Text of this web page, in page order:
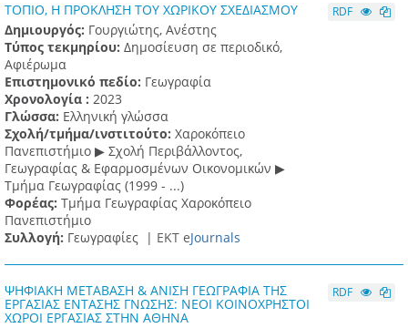
ΤΟΠΙΟ, Η ΠΡΟΚΛΗΣΗ ΤΟΥ ΧΩΡΙΚΟΥ ΣΧΕΔΙΑΣΜΟΥ
Δημιουργός: Γουργιώτης, Ανέστης
Τύπος τεκμηρίου: Δημοσίευση σε περιοδικό,
Αφιέρωμα
Επιστημονικό πεδίο: Γεωγραφία
Χρονολογία : 2023
Γλώσσα: Ελληνική γλώσσα
Σχολή/τμήμα/ινστιτούτο: Χαροκόπειο
Πανεπιστήμιο ▶ Σχολή Περιβάλλοντος,
Γεωγραφίας & Εφαρμοσμένων Οικονομικών ▶
Τμήμα Γεωγραφίας (1999 - ...)
Φορέας: Τμήμα Γεωγραφίας Χαροκόπειο
Πανεπιστήμιο
Συλλογή: Γεωγραφίες | ΕΚΤ eJournals
RDF
ΨΗΦΙΑΚΗ ΜΕΤΑΒΑΣΗ & ΑΝΙΣΗ ΓΕΩΓΡΑΦΙΑ ΤΗΣ
ΕΡΓΑΣΙΑΣ ΕΝΤΑΣΗΣ ΓΝΩΣΗΣ: ΝΕΟΙ ΚΟΙΝΟΧΡΗΣΤΟΙ
ΧΩΡΟΙ ΕΡΓΑΣΙΑΣ ΣΤΗΝ ΑΘΗΝΑ
RDF